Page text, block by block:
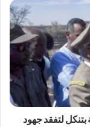
بتنكل لتفقد جهود